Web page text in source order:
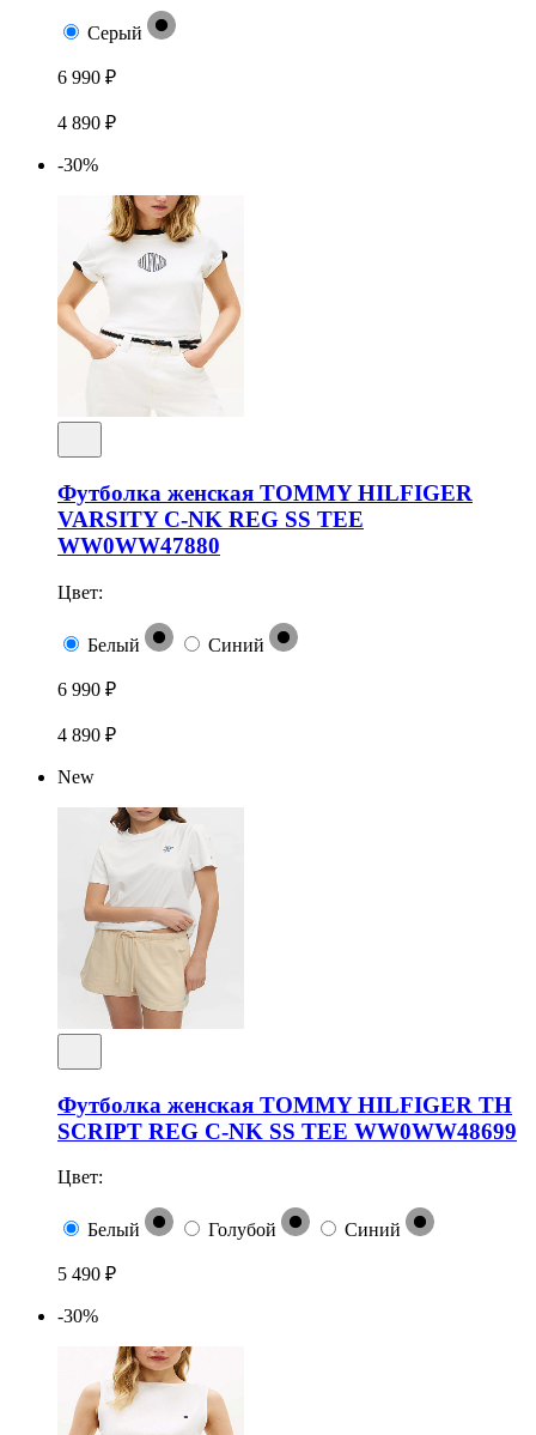
Серый
6 990 ₽
4 890 ₽
-30%
Футболка женская TOMMY HILFIGER
VARSITY C-NK REG SS TEE
WW0WW47880
Цвет:
Белый Синий
6 990 ₽
4 890 ₽
New
Футболка женская TOMMY HILFIGER TH
SCRIPT REG C-NK SS TEE WW0WW48699
Цвет:
Белый Голубой Синий
5 490 ₽
-30%